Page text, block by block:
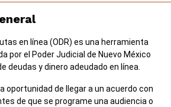
en línea (ODR) es una herramienta
por el Poder Judicial de Nuevo México
deudas y dinero adeudado en línea.
oportunidad de llegar a un acuerdo con
de que se programe una audiencia o